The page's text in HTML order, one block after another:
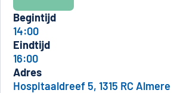
Begintijd
14:00
Eindtijd
16:00
Adres
Hospitaaldreef 5, 1315 RC Almere